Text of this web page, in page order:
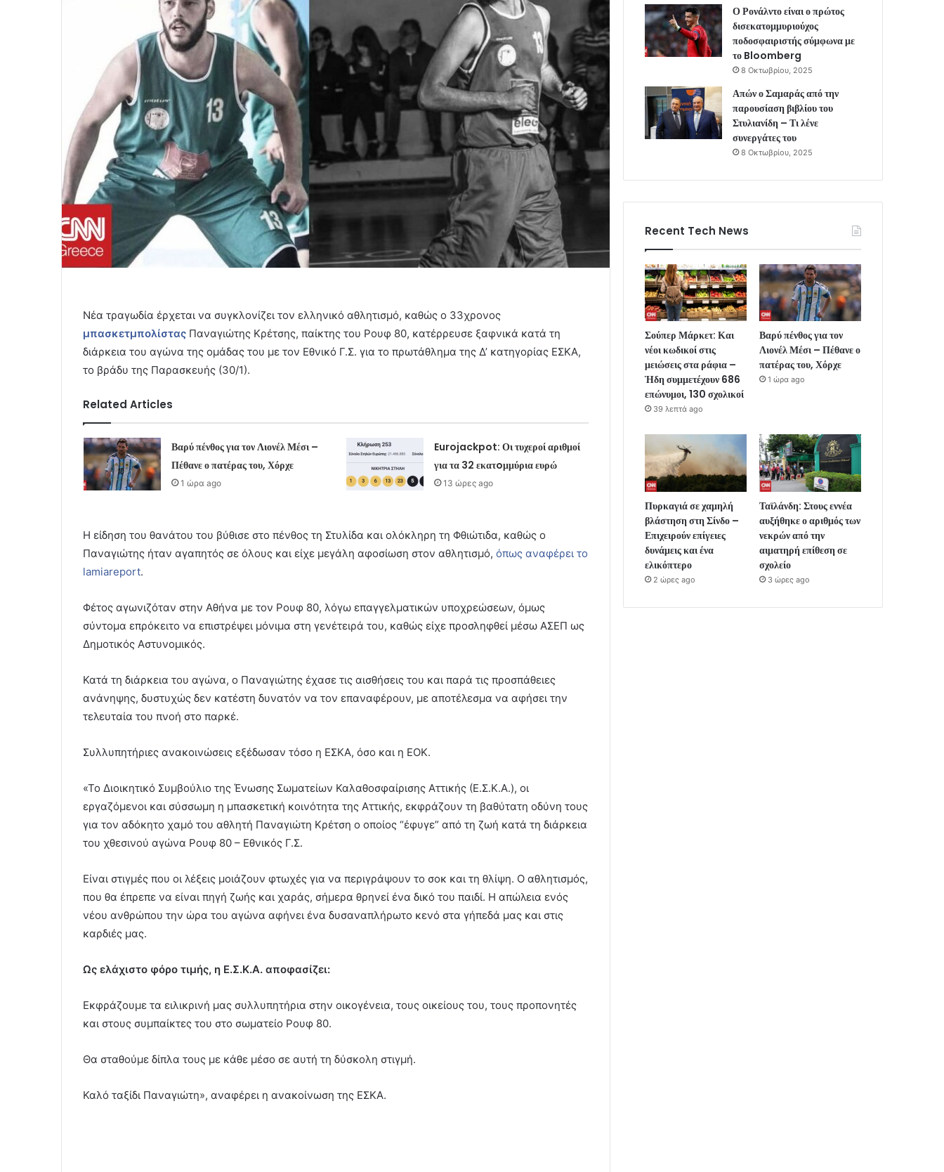
Νέα τραγωδία έρχεται να συγκλονίζει τον ελληνικό αθλητισμό, καθώς ο 33χρονος
μπασκετμπολίστας Παναγιώτης Κρέτσης, παίκτης του Ρουφ 80, κατέρρευσε ξαφνικά κατά τη
διάρκεια του αγώνα της ομάδας του με τον Εθνικό Γ.Σ. για το πρωτάθλημα της Δ’ κατηγορίας ΕΣΚΑ,
το βράδυ της Παρασκευής (30/1).
Related Articles
Βαρύ πένθος για τον Λιονέλ Μέσι –
Πέθανε ο πατέρας του, Χόρχε
1 ώρα ago
Eurojackpot: Οι τυχεροί αριθμοί
για τα 32 εκατoμμύρια ευρώ
13 ώρες ago
Η είδηση του θανάτου του βύθισε στο πένθος τη Στυλίδα και ολόκληρη τη Φθιώτιδα, καθώς ο
Παναγιώτης ήταν αγαπητός σε όλους και είχε μεγάλη αφοσίωση στον αθλητισμό, όπως αναφέρει το
lamiareport.
Φέτος αγωνιζόταν στην Αθήνα με τον Ρουφ 80, λόγω επαγγελματικών υποχρεώσεων, όμως
σύντομα επρόκειτο να επιστρέψει μόνιμα στη γενέτειρά του, καθώς είχε προσληφθεί μέσω ΑΣΕΠ ως
Δημοτικός Αστυνομικός.
Κατά τη διάρκεια του αγώνα, ο Παναγιώτης έχασε τις αισθήσεις του και παρά τις προσπάθειες
ανάνηψης, δυστυχώς δεν κατέστη δυνατόν να τον επαναφέρουν, με αποτέλεσμα να αφήσει την
τελευταία του πνοή στο παρκέ.
Συλλυπητήριες ανακοινώσεις εξέδωσαν τόσο η ΕΣΚΑ, όσο και η ΕΟΚ.
«Το Διοικητικό Συμβούλιο της Ένωσης Σωματείων Καλαθοσφαίρισης Αττικής (Ε.Σ.Κ.Α.), οι
εργαζόμενοι και σύσσωμη η μπασκετική κοινότητα της Αττικής, εκφράζουν τη βαθύτατη οδύνη τους
για τον αδόκητο χαμό του αθλητή Παναγιώτη Κρέτση ο οποίος “έφυγε” από τη ζωή κατά τη διάρκεια
του χθεσινού αγώνα Ρουφ 80 – Εθνικός Γ.Σ.
Είναι στιγμές που οι λέξεις μοιάζουν φτωχές για να περιγράψουν το σοκ και τη θλίψη. Ο αθλητισμός,
που θα έπρεπε να είναι πηγή ζωής και χαράς, σήμερα θρηνεί ένα δικό του παιδί. Η απώλεια ενός
νέου ανθρώπου την ώρα του αγώνα αφήνει ένα δυσαναπλήρωτο κενό στα γήπεδά μας και στις
καρδιές μας.
Ως ελάχιστο φόρο τιμής, η Ε.Σ.Κ.Α. αποφασίζει:
Εκφράζουμε τα ειλικρινή μας συλλυπητήρια στην οικογένεια, τους οικείους του, τους προπονητές
και στους συμπαίκτες του στο σωματείο Ρουφ 80.
Θα σταθούμε δίπλα τους με κάθε μέσο σε αυτή τη δύσκολη στιγμή.
Καλό ταξίδι Παναγιώτη», αναφέρει η ανακοίνωση της ΕΣΚΑ.
Ο Ρονάλντο είναι ο πρώτος
δισεκατομμυριούχος
ποδοσφαιριστής σύμφωνα με
το Bloomberg
8 Οκτωβρίου, 2025
Απών ο Σαμαράς από την
παρουσίαση βιβλίου του
Στυλιανίδη – Τι λένε
συνεργάτες του
8 Οκτωβρίου, 2025
Recent Tech News
Σούπερ Μάρκετ: Και
νέοι κωδικοί στις
μειώσεις στα ράφια –
Ήδη συμμετέχουν 686
επώνυμοι, 130 σχολικοί
39 λεπτά ago
Βαρύ πένθος για τον
Λιονέλ Μέσι – Πέθανε ο
πατέρας του, Χόρχε
1 ώρα ago
Πυρκαγιά σε χαμηλή
βλάστηση στη Σίνδο –
Επιχειρούν επίγειες
δυνάμεις και ένα
ελικόπτερο
2 ώρες ago
Ταϊλάνδη: Στους εννέα
αυξήθηκε ο αριθμός των
νεκρών από την
αιματηρή επίθεση σε
σχολείο
3 ώρες ago